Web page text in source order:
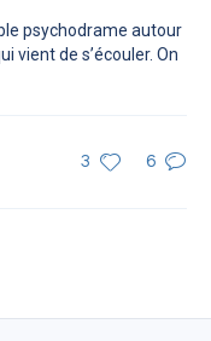
psychodrame autour
vient de s’écouler. On
3 6